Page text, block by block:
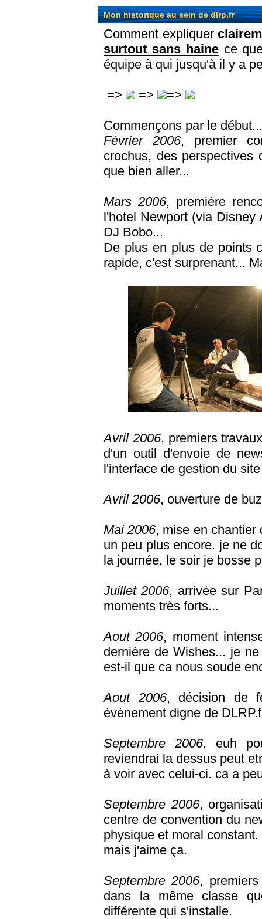
Mon historique au sein de dlrp.fr
Comment expliquer
surtout sans hainece
équipe à qui jusqu'à il y a
=> => =>
Commençons par le début...
Février 2006, premier
crochus, des perspectives
que bien aller...
Mars 2006, première
l'hotel Newport (via
DJ Bobo...
De plus en plus de points
rapide, c'est surprenant...
Avril 2006, premiers
d'un outil d'envoie de
l'interface de gestion du
Avril 2006, ouverture de
Mai 2006, mise en chantier
un peu plus encore. je ne
la journée, le soir je bosse
Juillet 2006, arrivée sur
moments très forts...
Aout 2006, moment
dernière de Wishes... je
est-il que ca nous soude
Aout 2006, décision de
évènement digne de
Septembre 2006, euh
reviendrai la dessus peut
à voir avec celui-ci. ca a
Septembre 2006,
centre de convention du
physique et moral constant.
mais j'aime ça.
Septembre 2006,
dans la même classe
différente qui s'installe.